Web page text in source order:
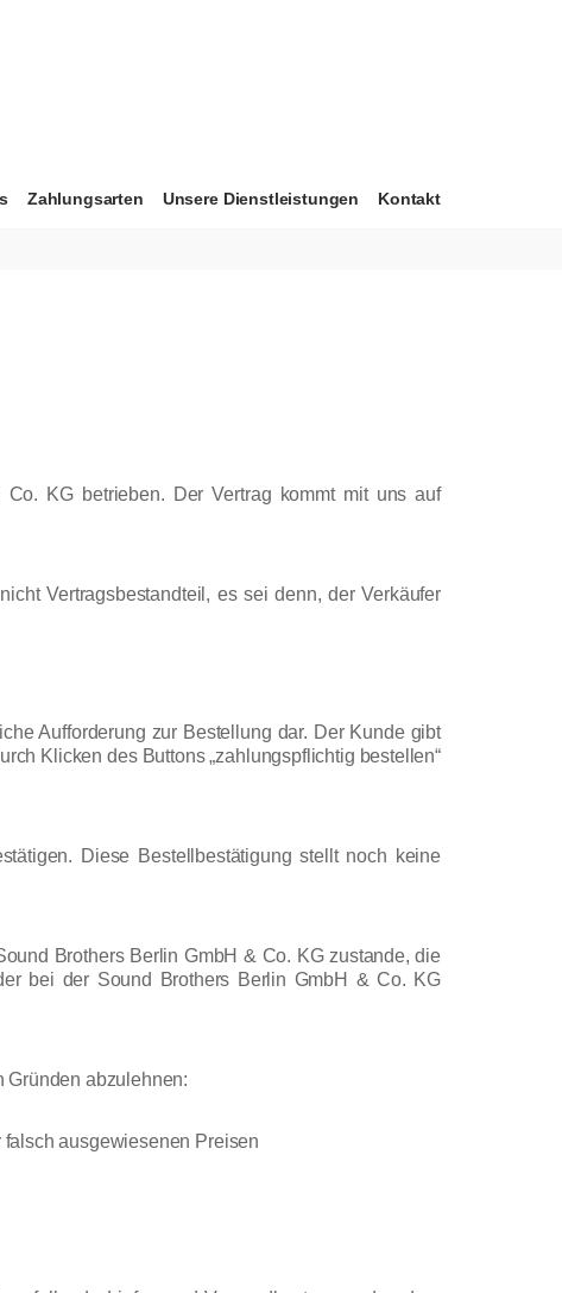
Zahlungsarten Unsere Dienstleistungen Kontakt
KG betrieben. Der Vertrag kommt mit uns auf
Vertragsbestandteil, es sei denn, der Verkäufer
Aufforderung zur Bestellung dar. Der Kunde gibt
Klicken des Buttons „zahlungspflichtig bestellen“
Diese Bestellbestätigung stellt noch keine
Brothers Berlin GmbH & Co. KG zustande, die
bei der Sound Brothers Berlin GmbH & Co. KG
Gründen abzulehnen:
ausgewiesenen Preisen